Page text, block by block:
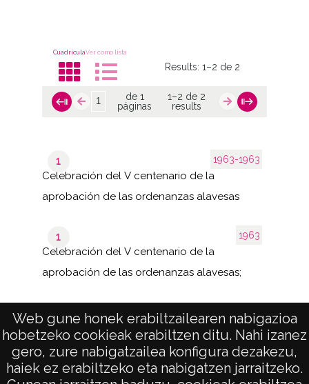
Web gune honek erabiltzailearen nabigazioa
hobetzeko cookieak erabiltzen ditu. Nahi izanez
gero, zure nabigatzailea konfigura dezakezu,
haiek ez erabiltzeko eta nabigatzen jarraitzeko.
CuadrículaVer como lista
Results:1–2 de 2
de 1
páginas
1–2 de 2
results
1963-1963
1
Celebración del V centenario de la
aprobación de las ordenanzas alavesas
1963
1
Celebración del V centenario de la
aprobación de las ordenanzas alavesas;
de 1
páginas
1–2 de
results